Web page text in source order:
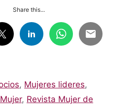
Share this...
, Mujeres lideres,
, Revista Mujer de